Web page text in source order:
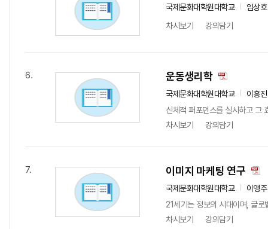
국제문화대학원대학교
임상호
차시보기
강의담기
6. 운동생리학
국제문화대학원대학교
이흥진
신체적 퍼포먼스를 실시하고 그
차시보기
강의담기
7. 이미지 마케팅 연구
국제문화대학원대학교
이앵주
21세기는 정보의 시대이며, 글
차시보기
강의담기